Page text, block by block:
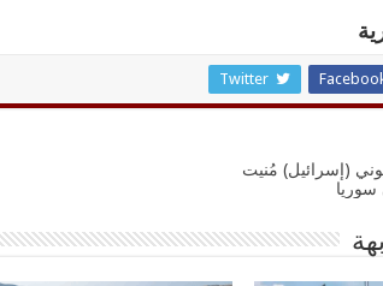
Twitter
(إسرائيل) مُنيت
سوريا